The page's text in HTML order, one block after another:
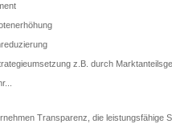
z.B. durch
Transparenz, die leistungsfähige